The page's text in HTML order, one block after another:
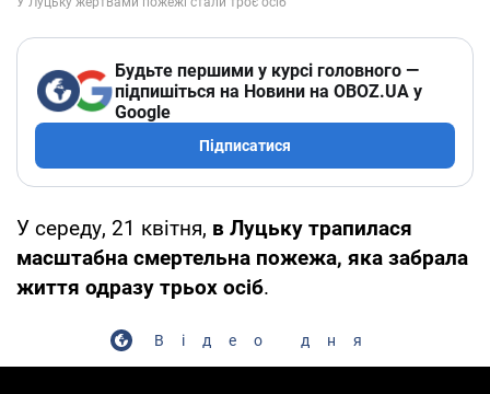
Будьте першими у курсі головного —
підпишіться на Новини на OBOZ.UA у
Google
Підписатися
У середу, 21 квітня, в Луцьку трапилася
масштабна смертельна пожежа, яка забрала
життя одразу трьох осіб.
Відео дня